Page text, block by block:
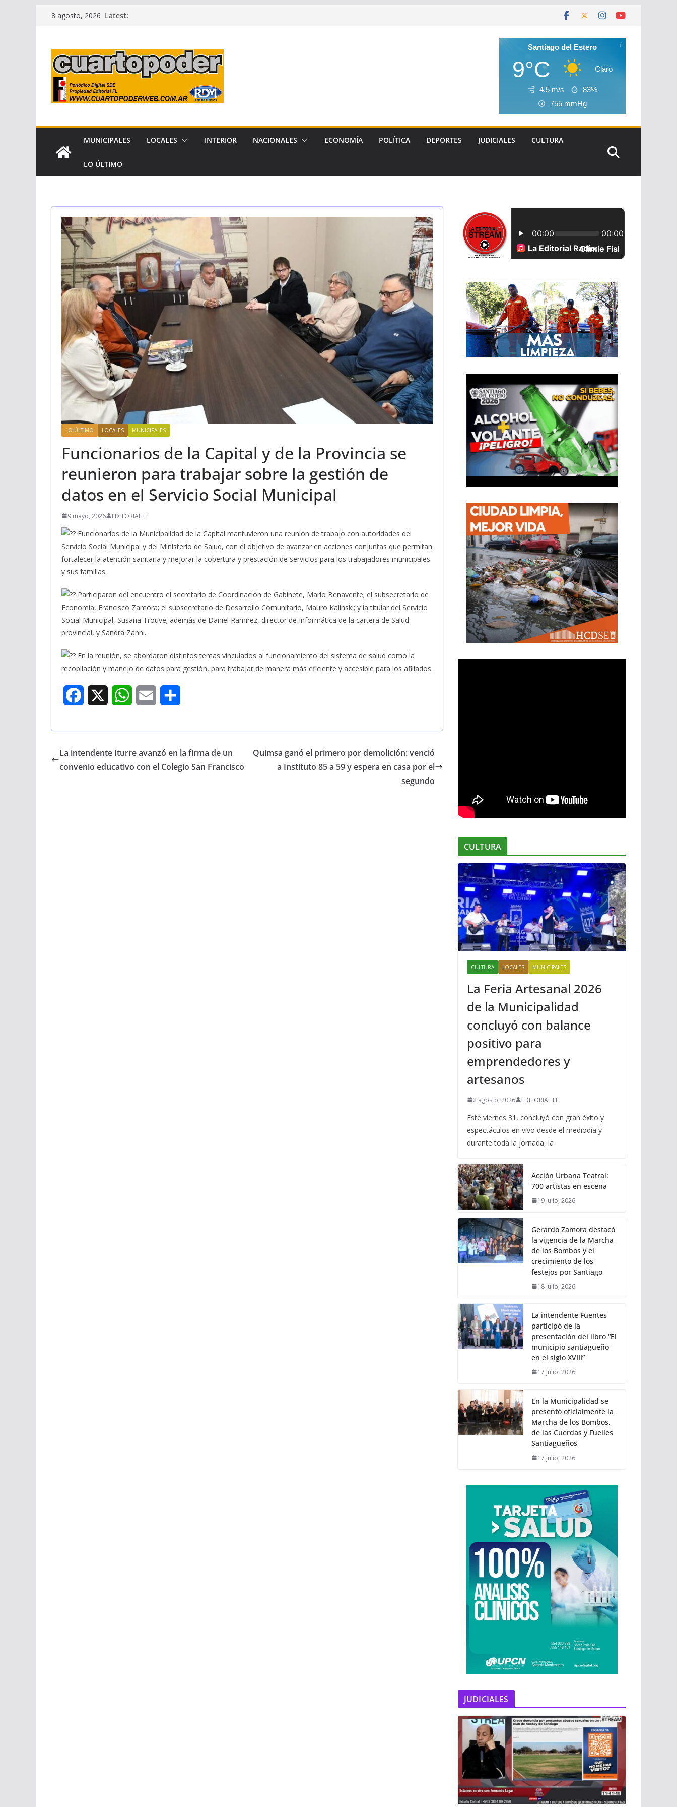
8 agosto, 2026 Latest:
Santiago del Estero
9°C Claro
4.5 m/s
83%
755 mmHg
MUNICIPALES LOCALES INTERIOR NACIONALES ECONOMÍA POLÍTICA DEPORTES JUDICIALES CULTURA
LO ÚLTIMO
LO ÚLTIMO LOCALES MUNICIPALES
Funcionarios de la Capital y de la Provincia se
reunieron para trabajar sobre la gestión de
datos en el Servicio Social Municipal
9 mayo, 2026 EDITORIAL FL
Funcionarios de la Municipalidad de la Capital mantuvieron una reunión de trabajo con autoridades del
Servicio Social Municipal y del Ministerio de Salud, con el objetivo de avanzar en acciones conjuntas que permitan
fortalecer la atención sanitaria y mejorar la cobertura y prestación de servicios para los trabajadores municipales
y sus familias.
Participaron del encuentro el secretario de Coordinación de Gabinete, Mario Benavente; el subsecretario de
Economía, Francisco Zamora; el subsecretario de Desarrollo Comunitario, Mauro Kalinski; y la titular del Servicio
Social Municipal, Susana Trouve; además de Daniel Ramirez, director de Informática de la cartera de Salud
provincial, y Sandra Zanni.
En la reunión, se abordaron distintos temas vinculados al funcionamiento del sistema de salud como la
recopilación y manejo de datos para gestión, para trabajar de manera más eficiente y accesible para los afiliados.
e
W
t
i
r
La intendente Iturre avanzó en la firma de un
convenio educativo con el Colegio San Francisco
Quimsa ganó el primero por demolición: venció
a Instituto 85 a 59 y espera en casa por el
segundo
CULTURA
CULTURA LOCALES MUNICIPALES
La Feria Artesanal 2026
de la Municipalidad
concluyó con balance
positivo para
emprendedores y
artesanos
2 agosto, 2026 EDITORIAL FL
Este viernes 31, concluyó con gran éxito y
espectáculos en vivo desde el mediodía y
durante toda la jornada, la
Acción Urbana Teatral:
700 artistas en escena
19 julio, 2026
Gerardo Zamora destacó
la vigencia de la Marcha
de los Bombos y el
crecimiento de los
festejos por Santiago
18 julio, 2026
La intendente Fuentes
participó de la
presentación del libro “El
municipio santiagueño
en el siglo XVIII”
17 julio, 2026
En la Municipalidad se
presentó oficialmente la
Marcha de los Bombos,
de las Cuerdas y Fuelles
Santiagueños
17 julio, 2026
JUDICIALES